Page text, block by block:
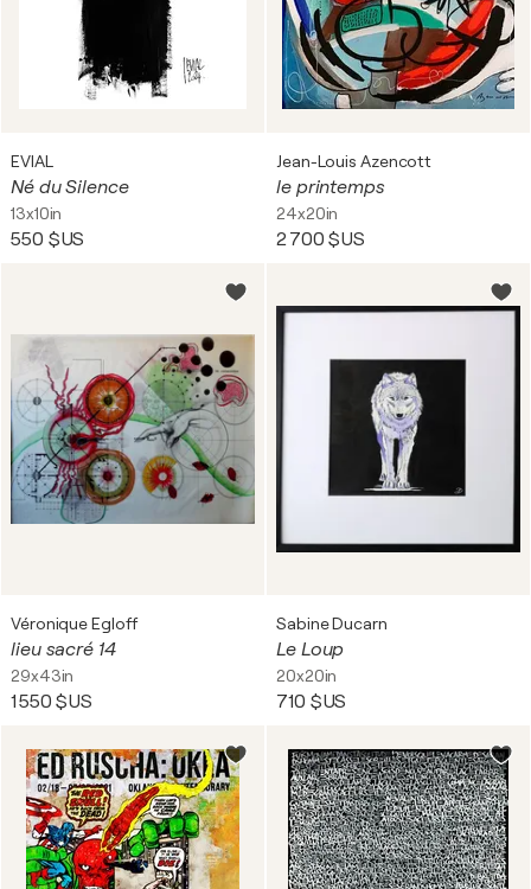
EVIAL
Né du Silence
13x10in
550 $US
Jean-Louis Azencott
le printemps
24x20in
2 700 $US
Véronique Egloff
lieu sacré 14
29x43in
1 550 $US
Sabine Ducarn
Le Loup
20x20in
710 $US